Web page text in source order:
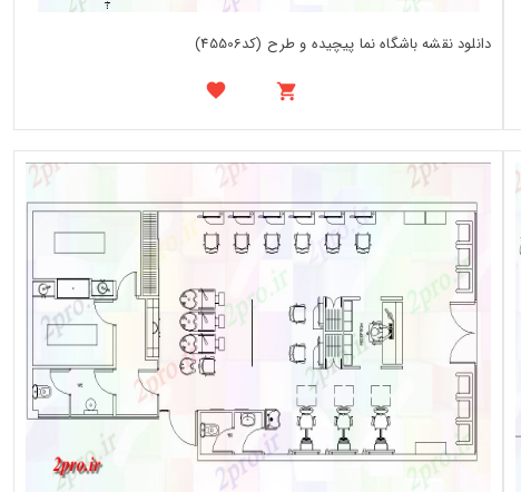
دانلود نقشه باشگاه نما پیچیده و طرح (کد45506)